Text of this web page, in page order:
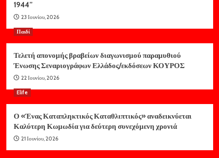
1944”
23 Ιουνίου, 2026
Παιδί
Τελετή απονομής βραβείων διαγωνισμού παραμυθιού
Ένωσης Σεναριογράφων Ελλάδος/εκδόσεων ΚΟΥΡΟΣ
22 Ιουνίου, 2026
Elife
Ο «Ένας Καταπληκτικός Καταθλιπτικός» αναδεικνύεται
Καλύτερη Κωμωδία για δεύτερη συνεχόμενη χρονιά
21 Ιουνίου, 2026